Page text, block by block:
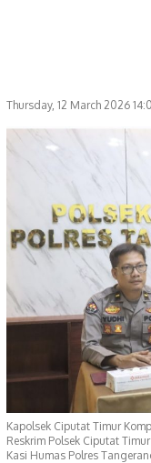
Thursday, 12 March 2026
Kapolsek Ciputat Timur
Reskrim Polsek Ciputat
Kasi Humas Polres